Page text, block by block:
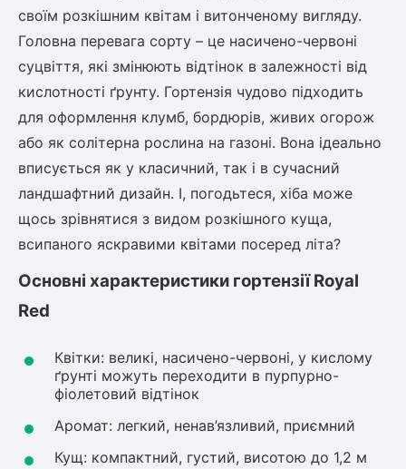
Айва
Хурма
Шовковиця
Абрикос
Обліпиха
Диплоидная слива
Азіатська груша
Ківі
Дерен
Штамбові троянди
Бузок
Жасмин (Чубушник)
Будлея
Лавровишня
Кизильник
Бобовник (Жерновець)
Калина
Піраканта
Бузина
М'ята
Лаванда
Бамбук
Пряні трави
Очиток (седум)
своїм розкішним квітам і витонченому вигляду.
Головна перевага сорту – це насичено-червоні
суцвіття, які змінюють відтінок в залежності від
кислотності ґрунту. Гортензія чудово підходить
для оформлення клумб, бордюрів, живих огорож
або як солітерна рослина на газоні. Вона ідеально
вписується як у класичний, так і в сучасний
ландшафтний дизайн. І, погодьтеся, хіба може
щось зрівнятися з видом розкішного куща,
всипаного яскравими квітами посеред літа?
Основні характеристики гортензії Royal
Red
Квітки: великі, насичено-червоні, у кислому
ґрунті можуть переходити в пурпурно-
фіолетовий відтінок
Аромат: легкий, ненав’язливий, приємний
Кущ: компактний, густий, висотою до 1,2 м